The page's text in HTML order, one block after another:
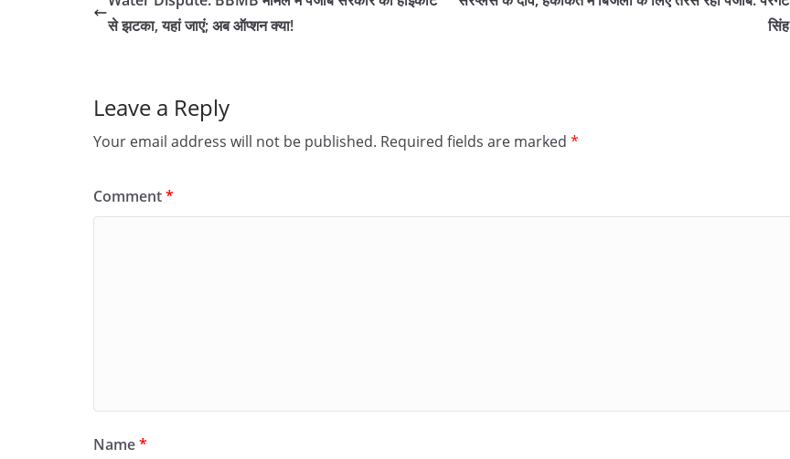
से झटका, यहां जाएं; अब ऑप्शन क्या!
सिंह
Leave a Reply
Your email address will not be published. Required fields are marked *
Comment*
Name*